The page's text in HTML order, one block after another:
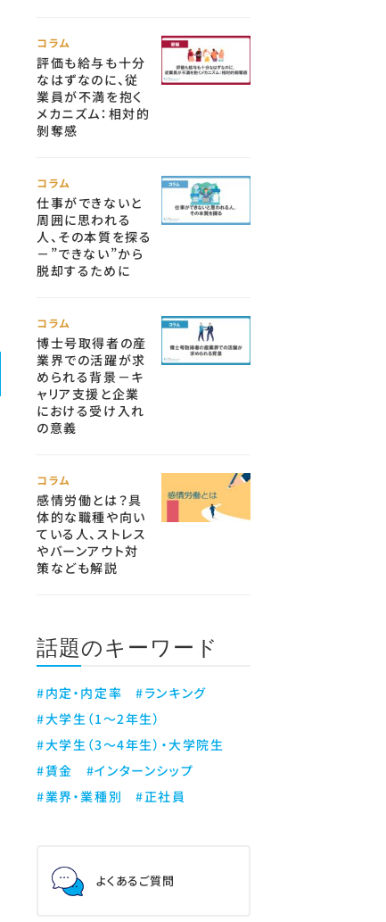
コラム
評価も給与も十分
なはずなのに、従
業員が不満を抱く
メカニズム：相対的
剝奪感
コラム
仕事ができないと
周囲に思われる
人、その本質を探る
－”できない”から
脱却するために
コラム
博士号取得者の産
業界での活躍が求
められる背景－キ
ャリア支援と企業
における受け入れ
の意義
コラム
感情労働とは？具
体的な職種や向い
ている人、ストレス
やバーンアウト対
策なども解説
話題のキーワード
#内定・内定率
#ランキング
#大学生（1～2年生）
#大学生（3～4年生）・大学院生
#賃金
#インターンシップ
#業界・業種別
#正社員
よくあるご質問